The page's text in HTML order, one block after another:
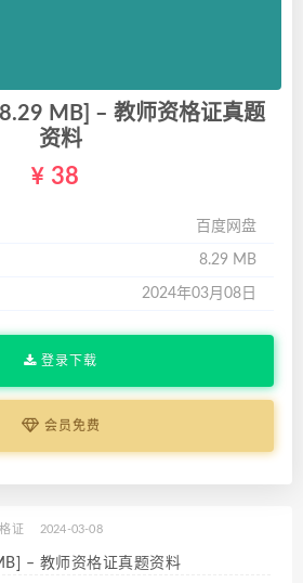
MB] – 教师资格证真题
资料
38
百度网盘
8.29 MB
2024年03月08日
登录下载
会员免费
证 2024-03-08
– 教师资格证真题资料